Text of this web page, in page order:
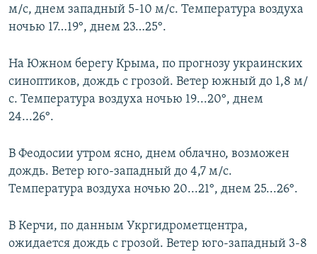
м/с, днем западный 5-10 м/с. Температура воздуха
ночью 17…19°, днем 23…25°.
На Южном берегу Крыма, по прогнозу украинских
синоптиков, дождь с грозой. Ветер южный до 1,8 м/
с. Температура воздуха ночью 19...20°, днем
24...26°.
В Феодосии утром ясно, днем облачно, возможен
дождь. Ветер юго-западный до 4,7 м/с.
Температура воздуха ночью 20...21°, днем 25...26°.
В Керчи, по данным Укргидрометцентра,
ожидается дождь с грозой. Ветер юго-западный 3-8